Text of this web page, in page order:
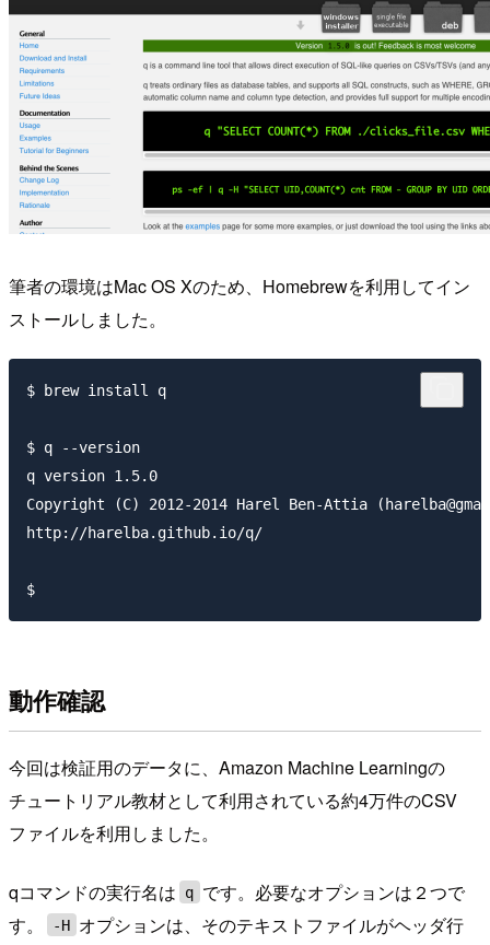
筆者の環境はMac OS Xのため、Homebrewを利用してイン
ストールしました。
$ brew install q
$ q --version
q version 1.5.0
Copyright (C) 2012-2014 Harel Ben-Attia
http://harelba.github.io/q/
動作確認
今回は検証用のデータに、Amazon Machine Learningの
チュートリアル教材として利用されている約4万件のCSV
ファイルを利用しました。
qコマンドの実行名は q です。必要なオプションは２つで
す。
-H オプションは、そのテキストファイルがヘッダ行